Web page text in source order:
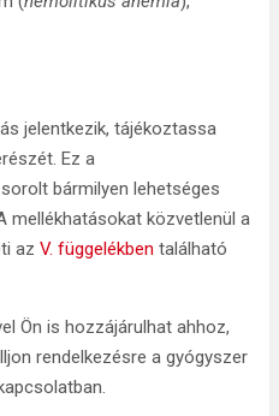
jelentkezik, tájékoztassa
Ez a
bármilyen lehetséges
mellékhatásokat közvetlenül a
az V. függelékben található
Ön is hozzájárulhat ahhoz,
rendelkezésre a gyógyszer